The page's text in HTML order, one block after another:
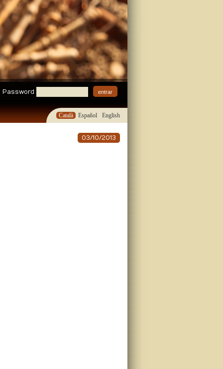
Password
Català Español English
03/10/2013